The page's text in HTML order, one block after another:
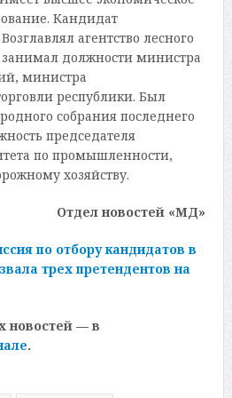
Кандидат
агентство лесного
занимал должности министра
министра
республики. Был
собрания последнего
председателя
по промышленности,
хозяйству.
Отдел новостей «МД»
по отбору кандидатов в
трех претендентов на
новостей — в
.